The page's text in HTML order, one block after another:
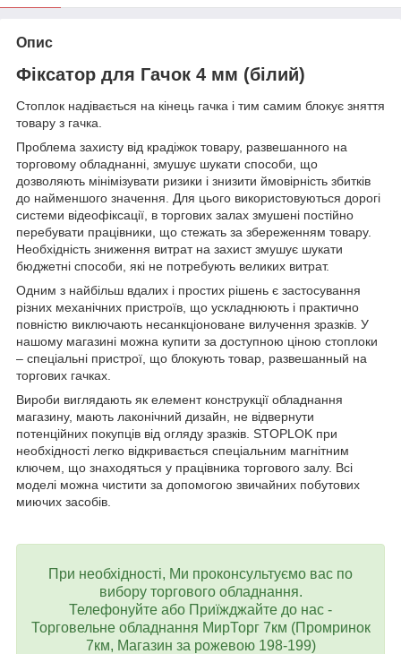
Опис
Фіксатор для Гачок 4 мм (білий)
Стоплок надівається на кінець гачка і тим самим блокує зняття
товару з гачка.
Проблема захисту від крадіжок товару, развешанного на
торговому обладнанні, змушує шукати способи, що
дозволяють мінімізувати ризики і знизити ймовірність збитків
до найменшого значення. Для цього використовуються дорогі
системи відеофіксації, в торгових залах змушені постійно
перебувати працівники, що стежать за збереженням товару.
Необхідність зниження витрат на захист змушує шукати
бюджетні способи, які не потребують великих витрат.
Одним з найбільш вдалих і простих рішень є застосування
різних механічних пристроїв, що ускладнюють і практично
повністю виключають несанкціоноване вилучення зразків. У
нашому магазині можна купити за доступною ціною стоплоки
– спеціальні пристрої, що блокують товар, развешанный на
торгових гачках.
Вироби виглядають як елемент конструкції обладнання
магазину, мають лаконічний дизайн, не відвернути
потенційних покупців від огляду зразків. STOPLOK при
необхідності легко відкривається спеціальним магнітним
ключем, що знаходяться у працівника торгового залу. Всі
моделі можна чистити за допомогою звичайних побутових
миючих засобів.
При необхідності, Ми проконсультуємо вас по
вибору торгового обладнання.
Телефонуйте або Приїжджайте до нас -
Торговельне обладнання МирТорг 7км (Промринок
7км, Магазин за рожевою 198-199)